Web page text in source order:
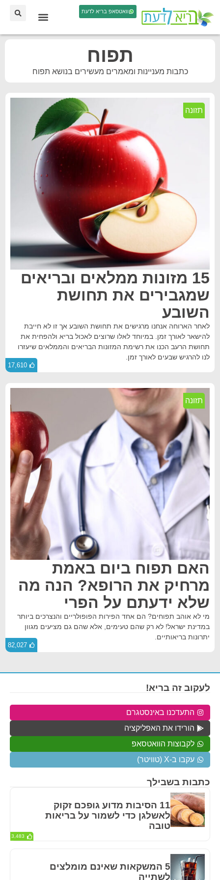
וואטסאפ בריא לדעת
תפוח
כתבות מעניינות ומאמרים מעשירים בנושא תפוח
תזונה
15 מזונות ממלאים ובריאים
שמגבירים את תחושת
השובע
לאחר הארוחה אנחנו מרגישים את תחושת השובע אך זו לא חייבת
להישאר לאורך זמן. במיוחד לאלו שרוצים לאכול בריא ולהפחית את
תחושת הרעב הכנו את רשימת המזונות הבריאים והממלאים שיעזרו
לנו להרגיש שבעים לאורך זמן.
17,610
תזונה
האם תפוח ביום באמת
מרחיק את הרופא? הנה מה
שלא ידעתם על הפרי
מי לא אוהב תפוחים? הם אחד הפירות הפופולריים והנצרכים ביותר
במדינת ישראל! לא רק שהם טעימים, אלא שהם גם מציעים מגוון
יתרונות בריאותיים.
82,027
כתבות בשבילך
11 הסיבות מדוע גופכם זקוק
לאשלגן כדי לשמור על בריאות
טובה
3,483
5 המשקאות שאינם מומלצים
לשתייה
לעקוב זה בריא!
התעדכנו באינסטגרם
הורידו את האפליקציה
לקבוצות הוואטסאפ
עקבו ב-X (טוויטר)